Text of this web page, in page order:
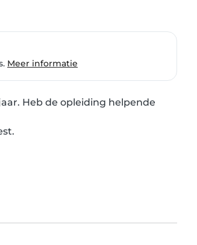
Meer informatie
Heb de opleiding helpende